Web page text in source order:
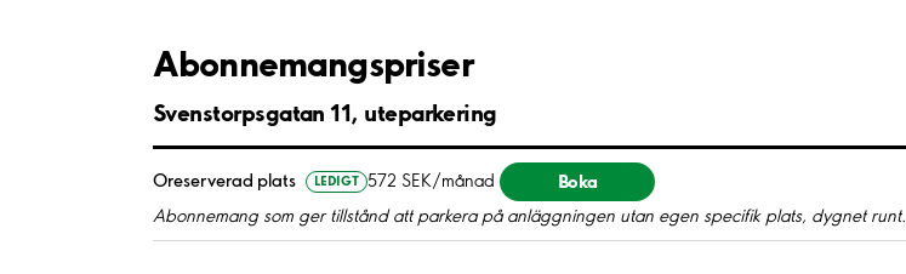
Abonnemangspriser
Svenstorpsgatan 11, uteparkering
Oreserverad plats LEDIGT 572 SEK/månad Boka
Abonnemang som ger tillstånd att parkera på anläggningen utan egen specifik plats, dygnet runt.